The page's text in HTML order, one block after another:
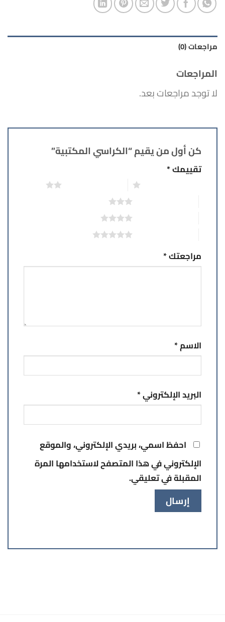
مراجعات (0)
المراجعات
لا توجد مراجعات بعد.
كن أول من يقيم “الكراسي المكتبية”
تقييمك*
مراجعتك*
الاسم*
البريد الإلكتروني*
احفظ اسمي، بريدي الإلكتروني، والموقع
الإلكتروني في هذا المتصفح لاستخدامها المرة
المقبلة في تعليقي.